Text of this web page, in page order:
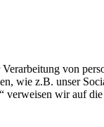
von
wie z.B. unser
wir auf